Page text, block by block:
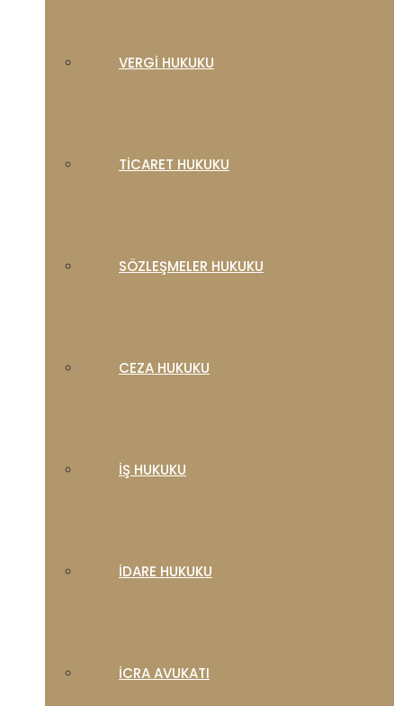
VERGI HUKUKU
TICARET HUKUKU
SÖZLEŞMELER HUKUKU
CEZA HUKUKU
İŞ HUKUKU
İDARE HUKUKU
İCRA AVUKATI